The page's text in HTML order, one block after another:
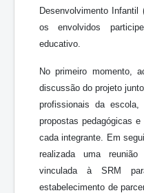
Desenvolvimento Infantil
os envolvidos
educativo.
No primeiro momento,
discussão do projeto
profissionais da
propostas pedagógicas
cada integrante. Em
realizada uma
vinculada à SRM
estabelecimento de